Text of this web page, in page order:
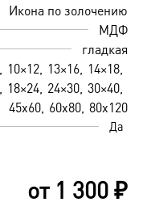
Икона по золочению
МДФ
гладкая
10×12 13×16 14×18
18×24 24×30 30×40
45х60 60х80 80х120
Да
от 1 300₽